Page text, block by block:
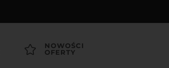
NOWOŚCI
OFERTY